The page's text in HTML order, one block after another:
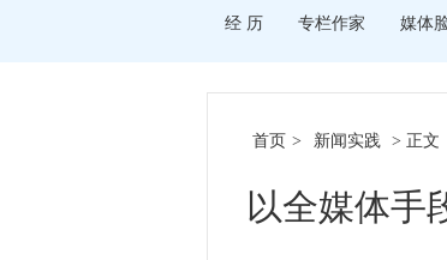
经 历 专栏作家 媒体
首页 > 新闻实践 > 正文
以全媒体手